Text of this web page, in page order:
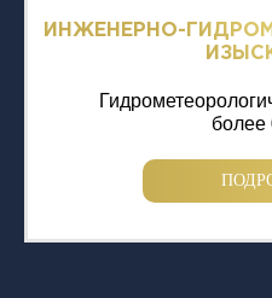
ИНЖЕНЕРНО-
более